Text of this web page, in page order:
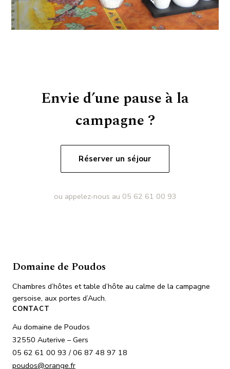
Envie d’une pause à la
campagne ?
Réserver un séjour
ou appelez-nous au 05 62 61 00 93
Domaine de Poudos
Chambres d’hôtes et table d’hôte au calme de la campagne
gersoise, aux portes d’Auch.
CONTACT
Au domaine de Poudos
32550 Auterive – Gers
05 62 61 00 93 / 06 87 48 97 18
poudos@orange.fr